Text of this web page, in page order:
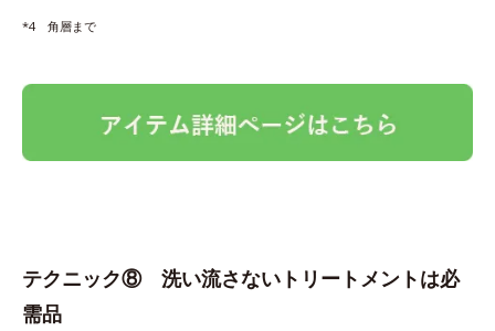
*4 角層まで
テクニック⑧ 洗い流さないトリートメントは必
需品